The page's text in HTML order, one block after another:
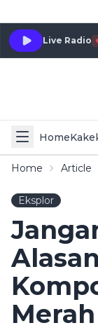
Live Radio
Home
Home Article
Eksplor
Merah